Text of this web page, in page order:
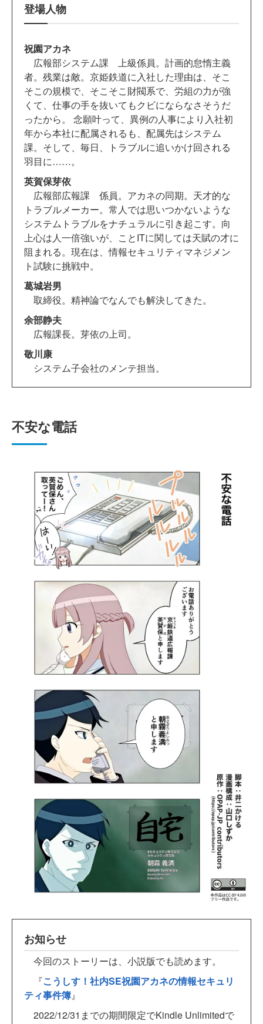
登場人物
祝園アカネ
広報部システム課 上級係員。計画的怠惰主義
者。残業は敵。京姫鉄道に入社した理由は、そこ
そこの規模で、そこそこ財閥系で、労組の力が強
くて、仕事の手を抜いてもクビにならなさそうだ
ったから。 念願叶って、異例の人事により入社初
年から本社に配属されるも、配属先はシステム
課。そして、毎日、トラブルに追いかけ回される
羽目に……。
英賀保芽依
広報部広報課 係員。アカネの同期。天才的な
トラブルメーカー。常人では思いつかないような
システムトラブルをナチュラルに引き起こす。向
上心は人一倍強いが、ことITに関しては天賦の才に
阻まれる。現在は、情報セキュリティマネジメン
ト試験に挑戦中。
葛城岩男
取締役。精神論でなんでも解決してきた。
余部静夫
広報課長。芽依の上司。
敬川康
システム子会社のメンテ担当。
不安な電話
お知らせ
今回のストーリーは、小説版でも読めます。
『こうしす！社内SE祝園アカネの情報セキュリ
ティ事件簿』
2022/12/31までの期間限定でKindle Unlimitedで